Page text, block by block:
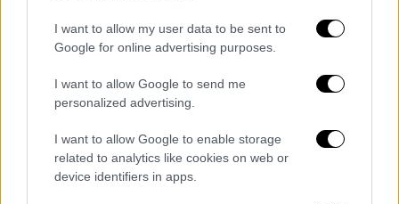
I want to allow my user data to be sent to
Google for online advertising purposes.
I want to allow Google to send me
personalized advertising.
I want to allow Google to enable storage
related to analytics like cookies on web or
device identifiers in apps.
Οι ισχυρισμοί Πομπέο και όλο το
παραπολιτικό παρασκήνιοπου ξεδιπλώνει
άλλο ένα δυτικό «χτύπημα»που δέχεται
αυτές τις μέρες η Άγκυρα η οποία
βάλλεται από παντού, καθώς δέχεται πυρά
Σουηδία,Βρετανία,Γερμανίακαι πλέον
και από τιςΗΠΑ.